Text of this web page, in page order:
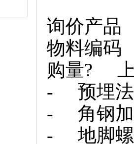
询价产品
物料编
购量?
- 预埋
- 角钢
- 地脚